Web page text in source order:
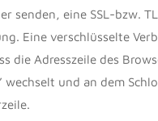
senden, eine SSL-bzw.
Eine verschlüsselte
die Adresszeile des
und an dem